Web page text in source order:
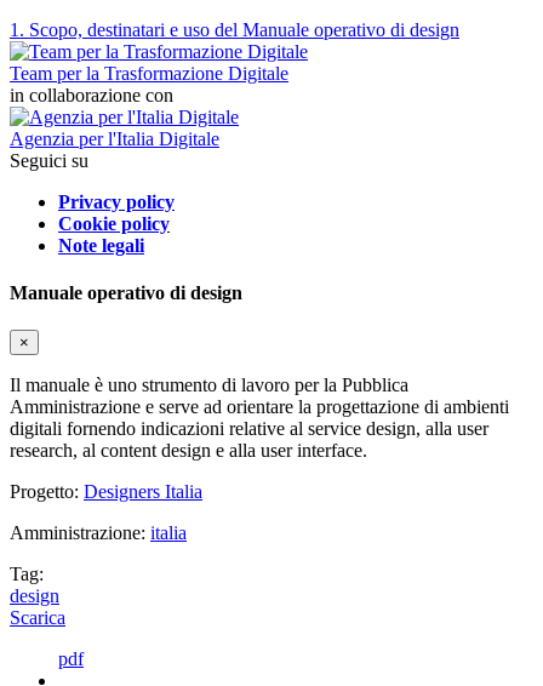
1. Scopo, destinatari e uso del Manuale operativo di design
Team per la Trasformazione Digitale
in collaborazione con
Agenzia per l'Italia Digitale
Seguici su
Privacy policy
Cookie policy
Note legali
Manuale operativo di design
×
Il manuale è uno strumento di lavoro per la Pubblica
Amministrazione e serve ad orientare la progettazione di ambienti
digitali fornendo indicazioni relative al service design, alla user
research, al content design e alla user interface.
Progetto: Designers Italia
Amministrazione: italia
Tag:
design
Scarica
pdf